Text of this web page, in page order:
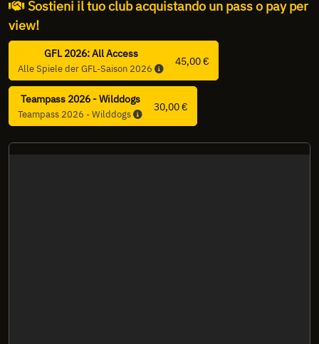
Sostieni il tuo club acquistando un pass o pay per
view!
GFL 2026: All Access
Alle Spiele der GFL-Saison 2026
45,00 €
Teampass 2026 - Wilddogs
Teampass 2026 - Wilddogs
30,00 €